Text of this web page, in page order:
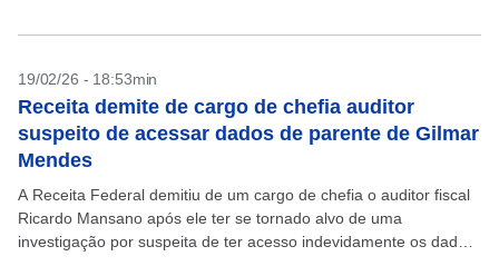
19/02/26 - 18:53min
Receita demite de cargo de chefia auditor
suspeito de acessar dados de parente de Gilmar
Mendes
A Receita Federal demitiu de um cargo de chefia o auditor fiscal
Ricardo Mansano após ele ter se tornado alvo de uma
investigação por suspeita de ter acesso indevidamente os dados